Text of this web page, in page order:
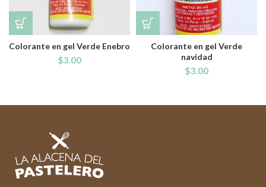
Colorante en gel Verde Enebro
$3.00
Colorante en gel Verde
navidad
$3.00